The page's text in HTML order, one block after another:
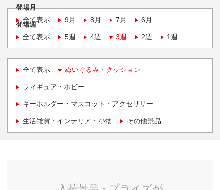
登場月
全て表示
9月 8月 7月 6月
登場週
全て表示
5週 4週 3週 2週 1週
全て表示 ぬいぐるみ・クッション
フィギュア・ホビー
キーホルダー・マスコット・アクセサリー
生活雑貨・インテリア・小物 その他景品